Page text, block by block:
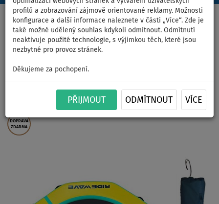
profilů a zobrazování zájmově orientované reklamy. Možnosti
konfigurace a další informace naleznete v části „Více“. Zde je
také možné udělený souhlas kdykoli odmítnout. Odmítnutí
neaktivuje použité technologie, s výjimkou těch, které jsou
nezbytné pro provoz stránek.
Děkujeme za pochopení.
PŘIJMOUT ODMÍTNOUT VÍCE
Domů >Nafukovací paddleboardy
Nafukovací kruhový DOCK
RIDEWAVE se síťovým středem
průměr 245 cm
DOPRAVA
ZDARMA